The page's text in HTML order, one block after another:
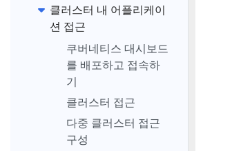
클러스터 내 어플리케이
션 접근
쿠버네티스 대시보드
를 배포하고 접속하
기
클러스터 접근
다중 클러스터 접근
구성